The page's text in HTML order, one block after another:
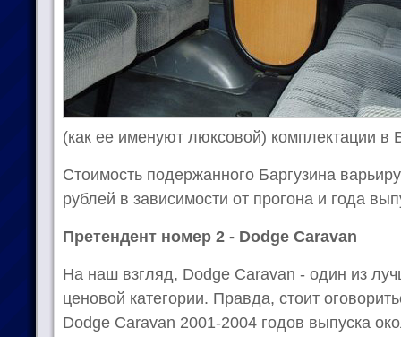
(как ее именуют люксовой) комплектации в
Стоимость подержанного Баргузина
рублей в зависимости от прогона и года
Претендент номер 2 - Dodge Caravan
На наш взгляд, Dodge Caravan - один из
ценовой категории. Правда, стоит
Dodge Caravan 2001-2004 годов выпуска